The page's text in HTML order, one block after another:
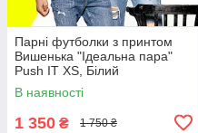
Парні футболки з принтом
Вишенька "Ідеальна пара"
Push IT XS, Білий
В наявності
1 350 ₴ 1 750 ₴